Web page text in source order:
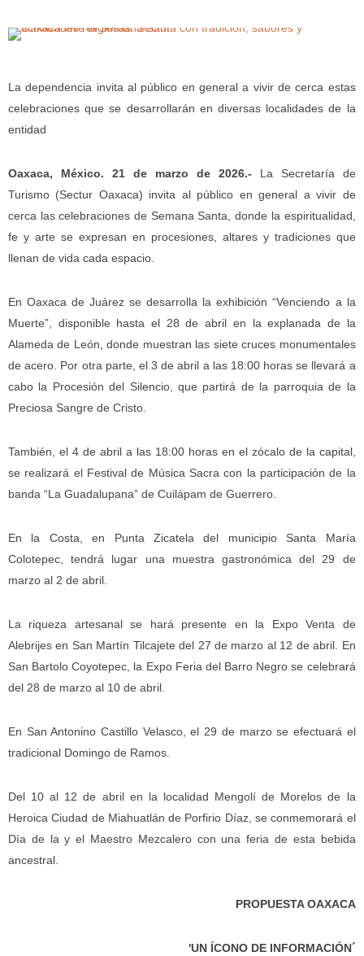
La dependencia invita al público en general a vivir de cerca estas
celebraciones que se desarrollarán en diversas localidades de la
entidad
Oaxaca, México. 21 de marzo de 2026.- La Secretaría de
Turismo (Sectur Oaxaca) invita al público en general a vivir de
cerca las celebraciones de Semana Santa, donde la espiritualidad,
fe y arte se expresan en procesiones, altares y tradiciones que
llenan de vida cada espacio.
En Oaxaca de Juárez se desarrolla la exhibición “Venciendo a la
Muerte”, disponible hasta el 28 de abril en la explanada de la
Alameda de León, donde muestran las siete cruces monumentales
de acero. Por otra parte, el 3 de abril a las 18:00 horas se llevará a
cabo la Procesión del Silencio, que partirá de la parroquia de la
Preciosa Sangre de Cristo.
También, el 4 de abril a las 18:00 horas en el zócalo de la capital,
se realizará el Festival de Música Sacra con la participación de la
banda “La Guadalupana” de Cuilápam de Guerrero.
En la Costa, en Punta Zicatela del municipio Santa María
Colotepec, tendrá lugar una muestra gastronómica del 29 de
marzo al 2 de abril.
La riqueza artesanal se hará presente en la Expo Venta de
Alebrijes en San Martín Tilcajete del 27 de marzo al 12 de abril. En
San Bartolo Coyotepec, la Expo Feria del Barro Negro se celebrará
del 28 de marzo al 10 de abril.
En San Antonino Castillo Velasco, el 29 de marzo se efectuará el
tradicional Domingo de Ramos.
Del 10 al 12 de abril en la localidad Mengolí de Morelos de la
Heroica Ciudad de Miahuatlán de Porfirio Díaz, se conmemorará el
Día de la y el Maestro Mezcalero con una feria de esta bebida
ancestral.
PROPUESTA OAXACA
'UN ÍCONO DE INFORMACIÓN´